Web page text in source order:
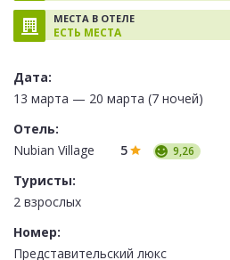
МЕСТА В ОТЕЛЕ
ЕСТЬ МЕСТА
Дата:
13 марта — 20 марта (7 ночей)
Отель:
Nubian Village
5 9,26
Туристы:
2 взрослых
Номер:
Представительский люкс